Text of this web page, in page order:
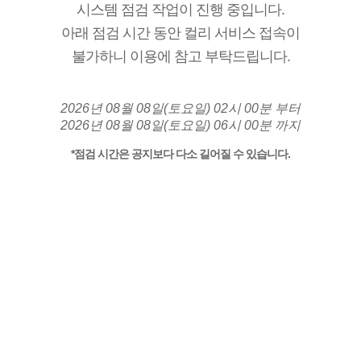
시스템 점검 작업이 진행 중입니다.
아래 점검 시간 동안 컬리 서비스 접속이
불가하니 이용에 참고 부탁드립니다.
2026년 08월 08일(토요일) 02시 00분 부터
2026년 08월 08일(토요일) 06시 00분 까지
*점검 시간은 공지보다 다소 길어질 수 있습니다.